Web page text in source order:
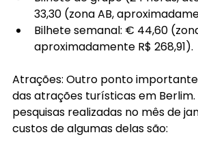
33,30 (zona AB,
Bilhete semanal: € 44,60
aproximadamente R$ 268,91).
Atrações: Outro ponto
das atrações turísticas em
pesquisas realizadas no mês de
custos de algumas delas são: